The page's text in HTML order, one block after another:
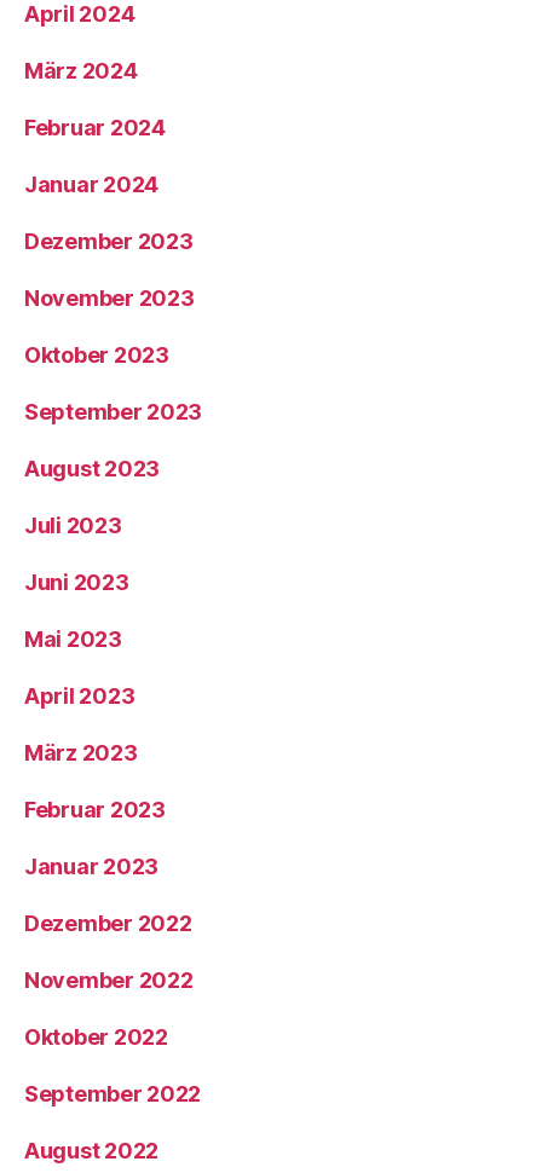
April 2024
März 2024
Februar 2024
Januar 2024
Dezember 2023
November 2023
Oktober 2023
September 2023
August 2023
Juli 2023
Juni 2023
Mai 2023
April 2023
März 2023
Februar 2023
Januar 2023
Dezember 2022
November 2022
Oktober 2022
September 2022
August 2022